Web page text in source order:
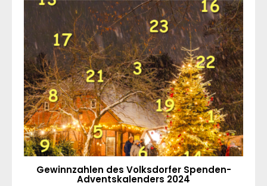
Gewinnzahlen des Volksdorfer Spenden-
Adventskalenders 2024